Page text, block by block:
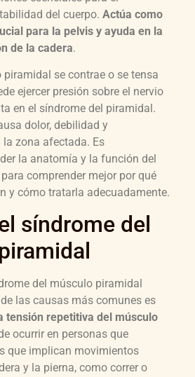
del cuerpo. Actúa como
para la pelvis y ayuda en la
de la cadera.
se contrae o se tensa
ejercer presión sobre el nervio
en el síndrome del piramidal.
dolor, debilidad y
zona afectada. Es
la anatomía y la función del
comprender mejor por qué
y cómo tratarla adecuadamente.
síndrome del
del músculo piramidal
las causas más comunes es
tensión repetitiva del músculo
ocurrir en personas que
que implican movimientos
y la pierna, como correr o